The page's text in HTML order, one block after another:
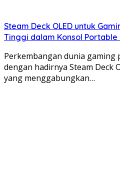
Steam Deck OLED untuk
Tinggi dalam Konsol Portable
Perkembangan dunia
dengan hadirnya Steam Deck
yang menggabungkan…